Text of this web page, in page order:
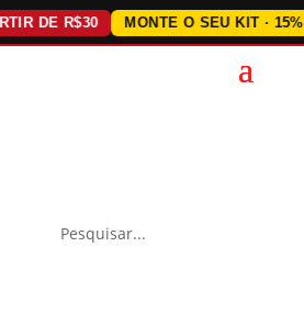
R$30 MONTE O SEU KIT · 15% OFF